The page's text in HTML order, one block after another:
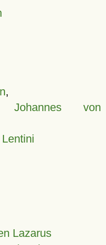
,
Johannes von
Lazarus